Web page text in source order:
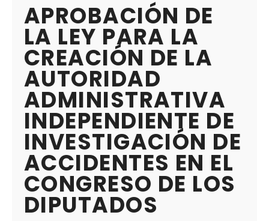
APROBACIÓN DE
LA LEY PARA LA
CREACIÓN DE LA
AUTORIDAD
ADMINISTRATIVA
INDEPENDIENTE DE
INVESTIGACIÓN DE
ACCIDENTES EN EL
CONGRESO DE LOS
DIPUTADOS